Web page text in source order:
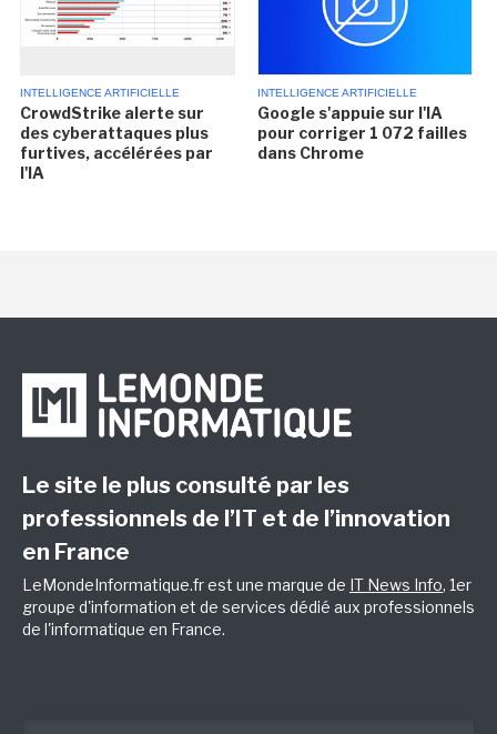
INTELLIGENCE ARTIFICIELLE
CrowdStrike alerte sur
des cyberattaques plus
furtives, accélérées par
l'IA
INTELLIGENCE ARTIFICIELLE
Google s'appuie sur l'IA
pour corriger 1 072 failles
dans Chrome
Le site le plus consulté par les
professionnels de l’IT et de l’innovation
en France
LeMondeInformatique.fr est une marque de IT News Info, 1er
groupe d'information et de services dédié aux professionnels
de l'informatique en France.